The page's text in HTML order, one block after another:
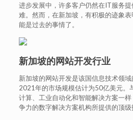
进步发展中，许多客户仍然在IT服务
难。然而，在新加坡，有积极的迹象
能是过去的事情了。
新加坡的网站开发行业
新加坡的网站开发是该国信息技术领
2021年的市场规模估计为50亿美元。
计算、工业自动化和智能解决方案一
争力的数字解决方案机构所提供的顶级